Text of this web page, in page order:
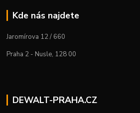
Kde nás najdete
Jaromírova 12 / 660
Praha 2 - Nusle, 128 00
DEWALT-PRAHA.CZ